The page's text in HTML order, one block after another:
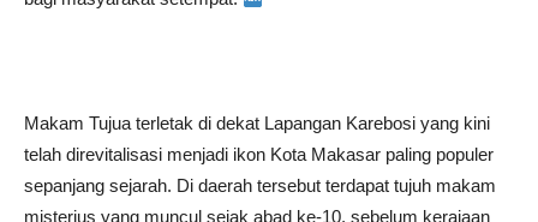
Makam Tujua terletak di dekat Lapangan Karebosi yang kini
telah direvitalisasi menjadi ikon Kota Makasar paling populer
sepanjang sejarah. Di daerah tersebut terdapat tujuh makam
misterius yang muncul sejak abad ke-10, sebelum kerajaan